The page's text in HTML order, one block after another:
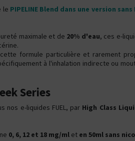
le PIPELINE Blend dans une version sans
maximale et de 20% d'eau, ces e-
formule particulière et rarement
à l'inhalation indirecte ou
Series
nos e-liquides FUEL, par High Class
0, 6, 12 et 18 mg/ml et en 50ml sans